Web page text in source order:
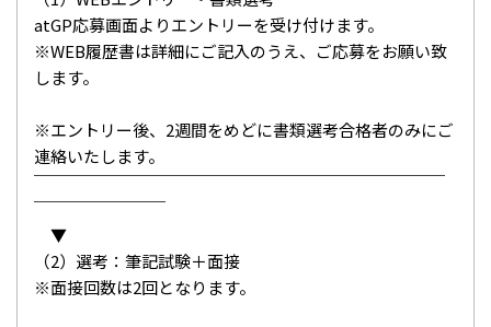
atGP応募画面よりエントリーを受け付けます。
※WEB履歴書は詳細にご記入のうえ、ご応募をお願い致
します。
※エントリー後、2週間をめどに書類選考合格者のみにご
連絡いたします。
￣￣￣￣￣￣￣￣￣￣￣￣￣￣￣￣￣￣￣￣￣￣￣￣￣
￣￣￣￣￣￣￣￣
▼
（2）選考：筆記試験＋面接
※面接回数は2回となります。